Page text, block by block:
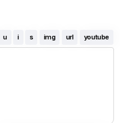
u i s img url youtube